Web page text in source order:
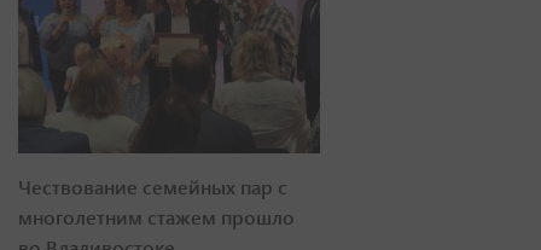
Чествование семейных пар с
многолетним стажем прошло